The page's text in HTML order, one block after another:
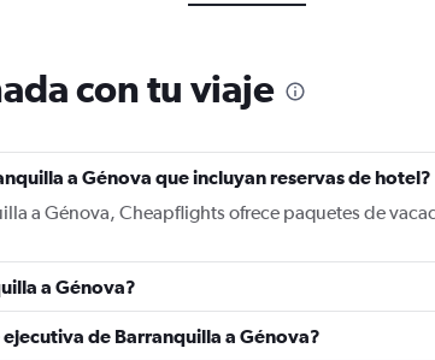
con tu viaje
a Génova que incluyan reservas de hotel?
a Génova, Cheapflights ofrece paquetes de
a Génova?
de Barranquilla a Génova?